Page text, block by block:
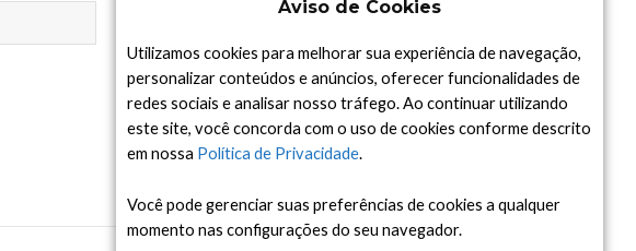
Aviso de Cookies
Utilizamos cookies para melhorar sua experiência de navegação,
personalizar conteúdos e anúncios, oferecer funcionalidades de
redes sociais e analisar nosso tráfego. Ao continuar utilizando
este site, você concorda com o uso de cookies conforme descrito
em nossa Política de Privacidade.
Você pode gerenciar suas preferências de cookies a qualquer
momento nas configurações do seu navegador.